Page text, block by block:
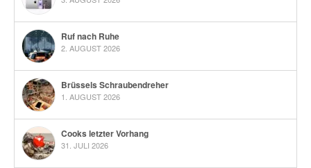
Ruf nach Ruhe
2. AUGUST 2026
Brüssels Schraubendreher
1. AUGUST 2026
Cooks letzter Vorhang
31. JULI 2026